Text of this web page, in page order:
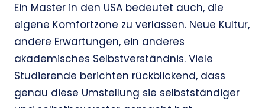
Ein Master in den USA bedeutet auch, die
eigene Komfortzone zu verlassen. Neue Kultur,
andere Erwartungen, ein anderes
akademisches Selbstverständnis. Viele
Studierende berichten rückblickend, dass
genau diese Umstellung sie selbstständiger